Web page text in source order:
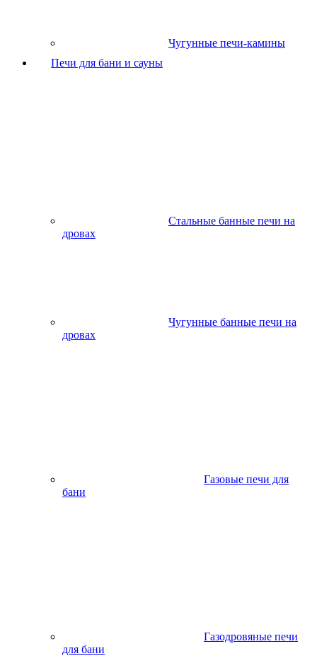
Чугунные печи-камины
Печи для бани и сауны
Стальные банные печи на
дровах
Чугунные банные печи на
дровах
Газовые печи для
бани
Газодровяные печи
для бани